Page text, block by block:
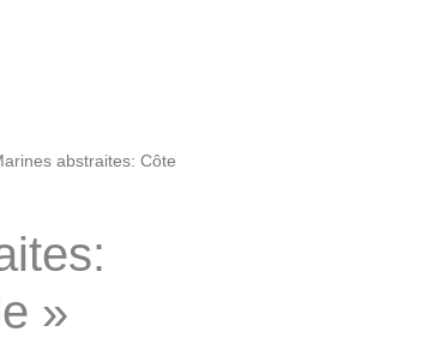
abstraites: Côte
»